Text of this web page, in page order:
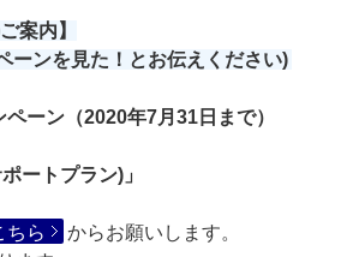
案内】
ーンを見た！とお伝えください)
ーン（2020年7月31日まで）
ートプラン)」
ちら
からお願いします。